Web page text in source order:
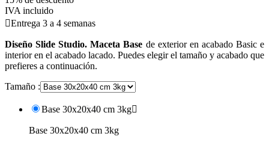
IVA incluido
Entrega 3 a 4 semanas
Diseño Slide Studio. Maceta Base de exterior en acabado Basic e
interior en el acabado lacado. Puedes elegir el tamaño y acabado que
prefieres a continuación.
Tamaño :
Base 30x20x40 cm 3kg
Base 30x20x40 cm 3kg